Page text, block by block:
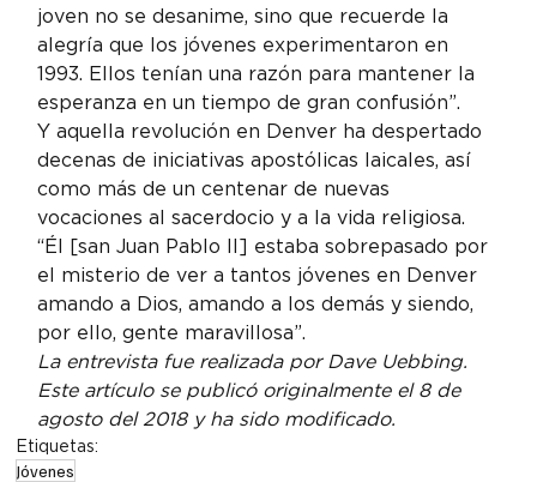
joven no se desanime, sino que recuerde la
alegría que los jóvenes experimentaron en
1993. Ellos tenían una razón para mantener la
esperanza en un tiempo de gran confusión”.
Y aquella revolución en Denver ha despertado
decenas de iniciativas apostólicas laicales, así
como más de un centenar de nuevas
vocaciones al sacerdocio y a la vida religiosa.
“Él [san Juan Pablo II] estaba sobrepasado por
el misterio de ver a tantos jóvenes en Denver
amando a Dios, amando a los demás y siendo,
por ello, gente maravillosa”.
La entrevista fue realizada por Dave Uebbing.
Este artículo se publicó originalmente el 8 de
agosto del 2018 y ha sido modificado.
Etiquetas:
Jóvenes